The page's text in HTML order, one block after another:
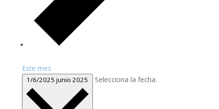
Este mes
1/6/2025junio 2025 Selecciona la fecha.